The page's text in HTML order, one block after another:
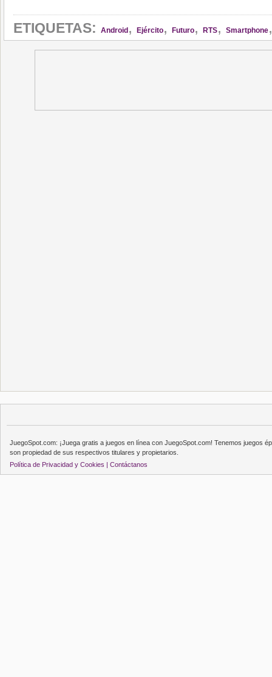
ETIQUETAS: Android , Ejército, Futuro, RTS, Smartphone
JuegoSpot.com: ¡Juega gratis a juegos en línea con JuegoSpot.com! Tenemos juegos
son propiedad de sus respectivos titulares y propietarios.
Política de Privacidad y Cookies | Contáctanos